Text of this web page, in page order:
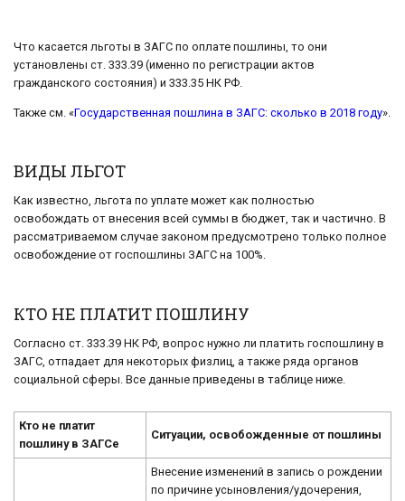
Что касается льготы в ЗАГС по оплате пошлины, то они
установлены ст. 333.39 (именно по регистрации актов
гражданского состояния) и 333.35 НК РФ.
Также см. «Государственная пошлина в ЗАГС: сколько в 2018 году».
ВИДЫ ЛЬГОТ
Как известно, льгота по уплате может как полностью
освобождать от внесения всей суммы в бюджет, так и частично. В
рассматриваемом случае законом предусмотрено только полное
освобождение от госпошлины ЗАГС на 100%.
КТО НЕ ПЛАТИТ ПОШЛИНУ
Согласно ст. 333.39 НК РФ, вопрос нужно ли платить госпошлину в
ЗАГС, отпадает для некоторых физлиц, а также ряда органов
социальной сферы. Все данные приведены в таблице ниже.
Кто не платит
пошлину в ЗАГСе
Ситуации, освобожденные от пошлины
Внесение изменений в запись о рождении
по причине усыновления/удочерения,